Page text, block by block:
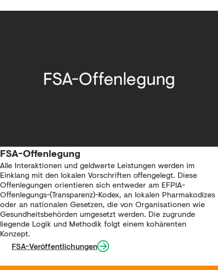
FSA-Offenlegung
Alle Interaktionen und geldwerte Leistungen werden im
Einklang mit den lokalen Vorschriften offengelegt. Diese
Offenlegungen orientieren sich entweder am EFPIA-
Offenlegungs-(Transparenz)-Kodex, an lokalen Pharmakodizes
oder an nationalen Gesetzen, die von Organisationen wie
Gesundheitsbehörden umgesetzt werden. Die zugrunde
liegende Logik und Methodik folgt einem kohärenten
Konzept.
FSA-Veröffentlichungen